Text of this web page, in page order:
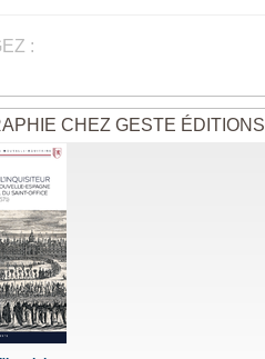
:
CHEZ GESTE ÉDITIONS